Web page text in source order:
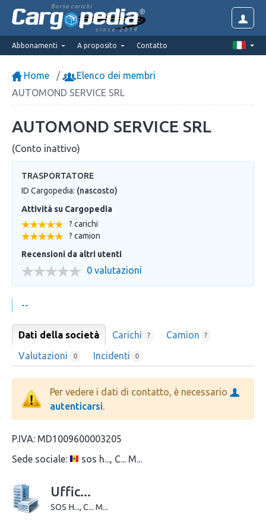
Borsa carichi
since 2014
Abbonamenti A proposito Contatto
Home
Elenco dei membri
AUTOMOND SERVICE SRL
AUTOMOND SERVICE SRL
(Conto inattivo)
TRASPORTATORE
ID Cargopedia: (nascosto)
Attività su Cargopedia
? carichi
? camion
Recensioni da altri utenti
0 valutazioni
--
Dati della società Carichi ? Camion ?
Valutazioni 0 Incidenti 0
Per vedere i dati di contatto, è necessario
autenticarsi
P.IVA: MD1009600003205
Sede sociale:
sos h..., C... M...
Uffic...
SOS H..., C... M...